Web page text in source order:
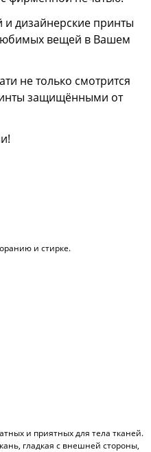
дизайнерские принты
вещей в Вашем
не только смотрится
защищёнными от
и стирке.
и приятных для тела тканей.
гладкая с внешней стороны,